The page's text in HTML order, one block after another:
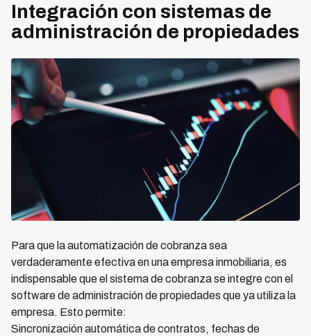
Integración con sistemas de
administración de propiedades
Para que la automatización de cobranza sea
verdaderamente efectiva en una empresa inmobiliaria, es
indispensable que el sistema de cobranza se integre con el
software de administración de propiedades que ya utiliza la
empresa. Esto permite:
Sincronización automática de contratos, fechas de